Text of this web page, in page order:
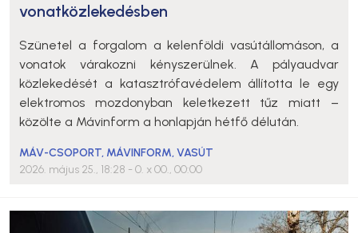
vonatközlekedésben
Szünetel a forgalom a kelenföldi vasútállomáson, a
vonatok várakozni kényszerülnek. A pályaudvar
közlekedését a katasztrófavédelem állította le egy
elektromos mozdonyban keletkezett tűz miatt –
közölte a Mávinform a honlapján hétfő délután.
MÁV-CSOPORT, MÁVINFORM,VASÚT
2026. május 25., 18:28 - 0. x 00., 00:00